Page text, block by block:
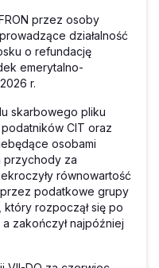
przez osoby
działalność
o refundację
emerytalno-
r.
skarbowego pliku
podatników CIT oraz
osobami
przychody za
równowartość
podatkowe grupy
który rozpoczął się po
zakończył najpóźniej